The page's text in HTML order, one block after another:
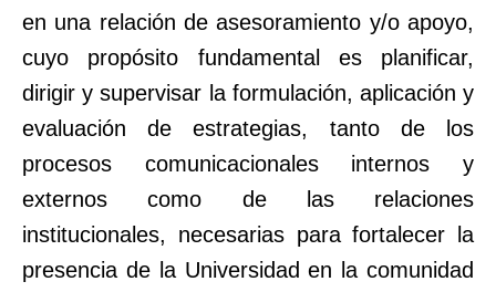
en una relación de asesoramiento y/o apoyo,
cuyo propósito fundamental es planificar,
dirigir y supervisar la formulación, aplicación y
evaluación de estrategias, tanto de los
procesos comunicacionales internos y
externos como de las relaciones
institucionales, necesarias para fortalecer la
presencia de la Universidad en la comunidad